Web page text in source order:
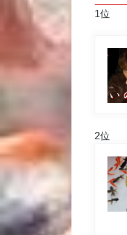
1位
2位